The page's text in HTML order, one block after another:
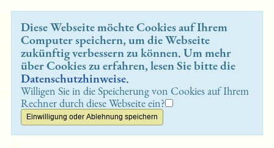
Diese Webseite möchte Cookies auf Ihrem
Computer speichern, um die Webseite
zukünftig verbessern zu können. Um mehr
über Cookies zu erfahren, lesen Sie bitte die
Datenschutzhinweise.
Willigen Sie in die Speicherung von Cookies auf Ihrem
Rechner durch diese Webseite ein?